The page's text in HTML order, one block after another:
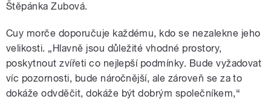
Štěpánka Zubová.
Cuy morče doporučuje každému, kdo se nezalekne jeho
velikosti. „Hlavně jsou důležité vhodné prostory,
poskytnout zvířeti co nejlepší podmínky. Bude vyžadovat
víc pozornosti, bude náročnější, ale zároveň se za to
dokáže odvděčit, dokáže být dobrým společníkem,“